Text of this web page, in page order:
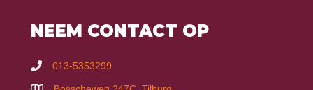
NEEM CONTACT OP
013-5353299